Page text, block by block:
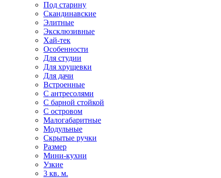
Под старину
Скандинавские
Элитные
Эксклюзивные
Хай-тек
Особенности
Для студии
Для хрущевки
Для дачи
Встроенные
С антресолями
С барной стойкой
С островом
Малогабаритные
Модульные
Скрытые ручки
Размер
Мини-кухни
Узкие
3 кв. м.